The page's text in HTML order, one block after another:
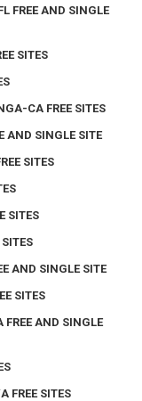
FREE AND SINGLE
SITES
CA FREE SITES
AND SINGLE SITE
SITES
SITES
AND SINGLE SITE
SITES
AND SINGLE
FREE SITES